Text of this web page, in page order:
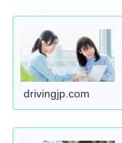
drivingjp.com